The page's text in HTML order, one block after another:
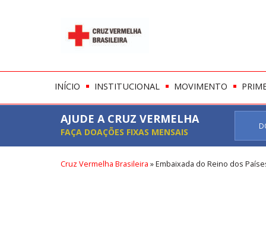
INÍCIO INSTITUCIONAL MOVIMENTO
AJUDE A CRUZ VERMELHA
FAÇA DOAÇÕES FIXAS MENSAIS
Cruz Vermelha Brasileira »Embaixada do Reino dos